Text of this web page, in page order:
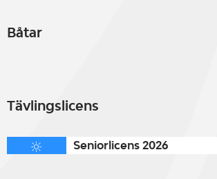
Båtar
Tävlingslicens
Seniorlicens 2026